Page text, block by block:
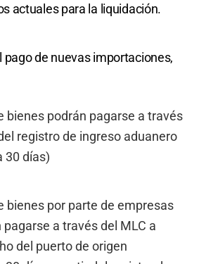
actuales para la liquidación.
pago de nuevas importaciones,
bienes podrán pagarse a través
registro de ingreso aduanero
30 días)
bienes por parte de empresas
pagarse a través del MLC a
del puerto de origen